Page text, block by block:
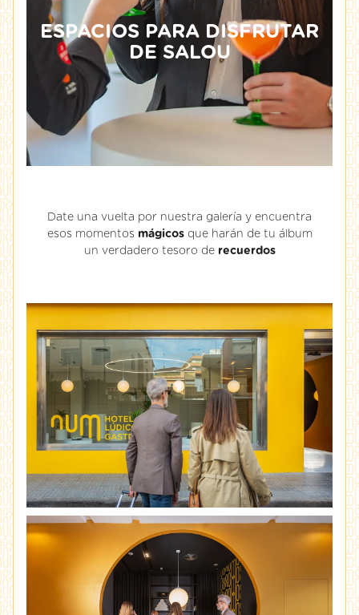
ESPACIOS PARA DISFRUTAR
DE SALOU
Date una vuelta por nuestra galería y encuentra
esos momentos mágicosque harán de tu álbum
un verdadero tesoro de recuerdos